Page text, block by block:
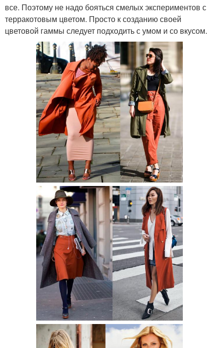
все. Поэтому не надо бояться смелых экспериментов с
терракотовым цветом. Просто к созданию своей
цветовой гаммы следует подходить с умом и со вкусом.